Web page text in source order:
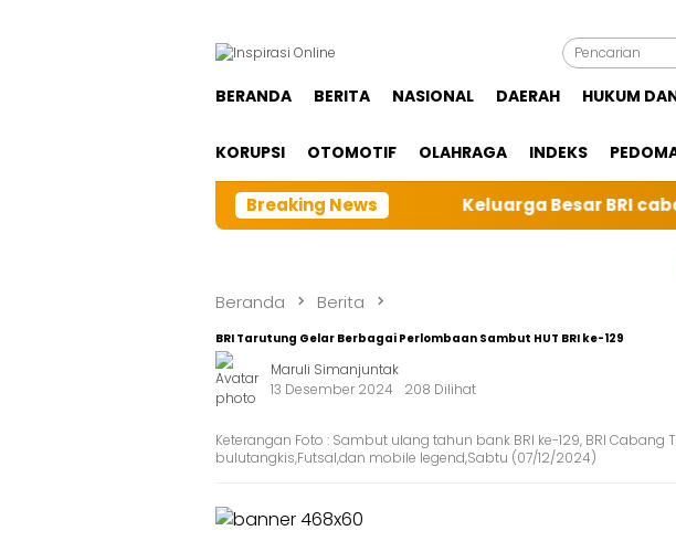
BERANDA BERITA NASIONAL DAERAH HUKUM
KORUPSI OTOMOTIF OLAHRAGA INDEKS
Breaking NewsKeluarga Besar BRI
Beranda Berita
BRI Tarutung Gelar Berbagai Perlombaan Sambut HUT BRI ke-129
Maruli Simanjuntak
13 Desember 2024
208 Dilihat
Keterangan Foto : Sambut ulang tahun bank BRI ke-129, BRI
bulutangkis,Futsal,dan mobile legend,Sabtu (07/12/2024)